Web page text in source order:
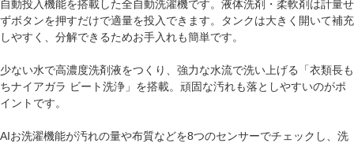
自動投入機能を搭載した全自動洗濯機です。液体洗剤・柔軟剤は計量せ
ずボタンを押すだけで適量を投入できます。タンクは大きく開いて補充
しやすく、分解できるためお手入れも簡単です。
少ない水で高濃度洗剤液をつくり、強力な水流で洗い上げる「衣類長も
ちナイアガラ ビート洗浄」を搭載。頑固な汚れも落としやすいのがポ
イントです。
AIお洗濯機能が汚れの量や布質などを8つのセンサーでチェックし、洗